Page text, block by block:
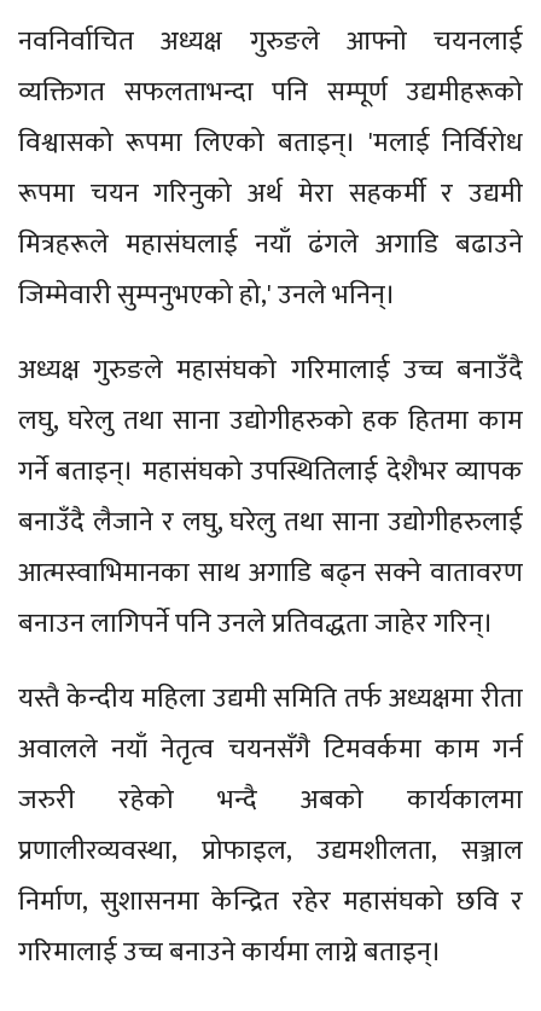
नवनिर्वाचित अध्यक्ष गुरुङले आफ्नो चयनलाई
व्यक्तिगत सफलताभन्दा पनि सम्पूर्ण उद्यमीहरूको
विश्वासको रूपमा लिएको बताइन्। 'मलाई निर्विरोध
रूपमा चयन गरिनुको अर्थ मेरा सहकर्मी र उद्यमी
मित्रहरूले महासंघलाई नयाँ ढंगले अगाडि बढाउने
जिम्मेवारी सुम्पनुभएको हो,' उनले भनिन्।
अध्यक्ष गुरुङले महासंघको गरिमालाई उच्च बनाउँदै
लघु, घरेलु तथा साना उद्योगीहरुको हक हितमा काम
गर्ने बताइन्। महासंघको उपस्थितिलाई देशैभर व्यापक
बनाउँदै लैजाने र लघु, घरेलु तथा साना उद्योगीहरुलाई
आत्मस्वाभिमानका साथ अगाडि बढ्न सक्ने वातावरण
बनाउन लागिपर्ने पनि उनले प्रतिवद्धता जाहेर गरिन्।
यस्तै केन्दीय महिला उद्यमी समिति तर्फ अध्यक्षमा रीता
अवालले नयाँ नेतृत्व चयनसँगै टिमवर्कमा काम गर्न
जरुरी रहेको भन्दै अबको कार्यकालमा
प्रणालीरव्यवस्था, प्रोफाइल, उद्यमशीलता, सञ्जाल
निर्माण, सुशासनमा केन्द्रित रहेर महासंघको छवि र
गरिमालाई उच्च बनाउने कार्यमा लाग्ने बताइन्।